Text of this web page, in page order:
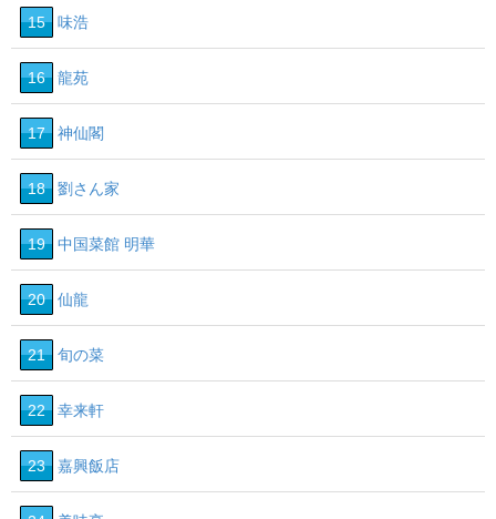
15 味浩
16 龍苑
17 神仙閣
18 劉さん家
19 中国菜館 明華
20 仙龍
21 旬の菜
22 幸来軒
23 嘉興飯店